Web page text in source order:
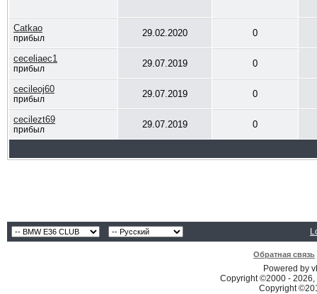
Catkao
прибыл 29.02.2020 0
ceceliaec1
прибыл 29.07.2019 0
cecileoj60
прибыл 29.07.2019 0
cecilezt69
прибыл 29.07.2019 0
Обратная связь
Powered by
Copyright ©2000 -
Copyright